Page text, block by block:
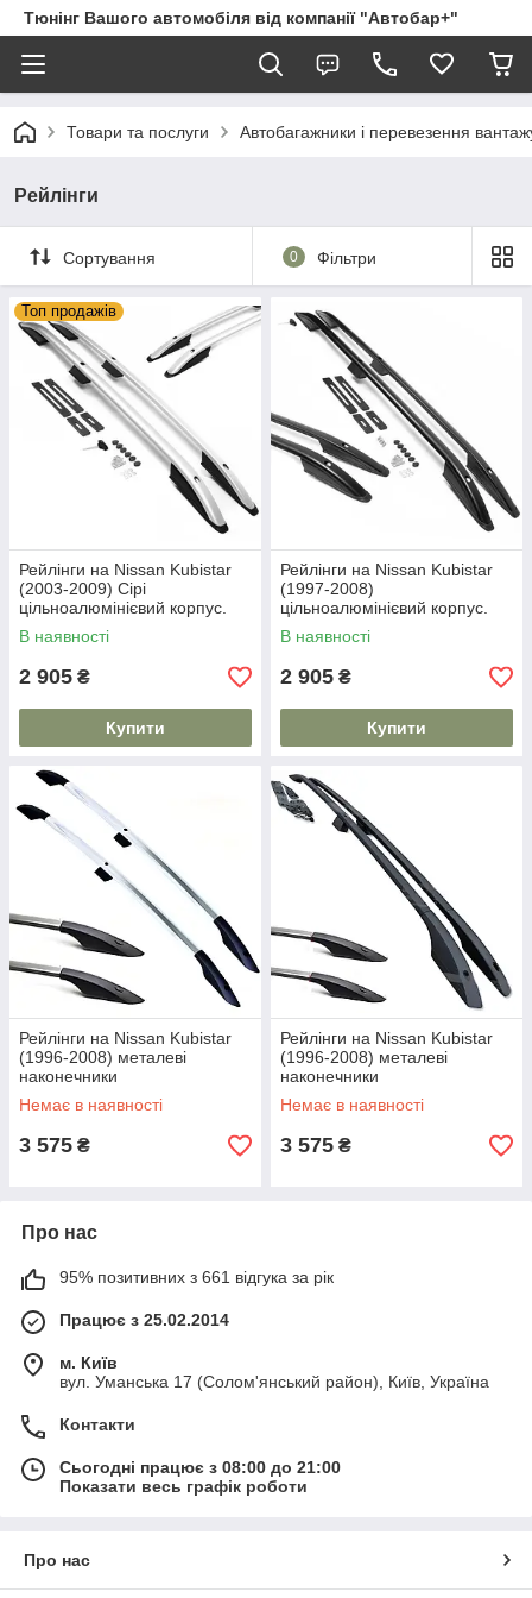
Тюнінг Вашого автомобіля від компанії "Автобар+"
Товари та послуги Автобагажники і перевезення
Рейлінги
Сортування 0 Фільтри
Топ продажів
Рейлінги на Nissan Kubistar
(2003-2009) Сірі
цільноалюмінієвий корпус.
На 80 кг. Дуги на дах. Модель
Skyport/
В наявності
2 905 ₴
Купити
Рейлінги на Nissan Kubistar
(1997-2008)
цільноалюмінієвий корпус.
На 80 кг. Дуги на дах. Модель
Skyport/
В наявності
2 905 ₴
Купити
Рейлінги на Nissan Kubistar
(1996-2008) металеві
наконечники
Немає в наявності
3 575 ₴
Рейлінги на Nissan Kubistar
(1996-2008) металеві
наконечники
Немає в наявності
3 575 ₴
Про нас
95% позитивних з 661 відгука за рік
Працює з 25.02.2014
м. Київ
вул. Уманська 17 (Солом'янський район), Київ, Україна
Контакти
Сьогодні працює з 08:00 до 21:00
Показати весь графік роботи
Про нас